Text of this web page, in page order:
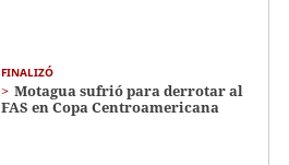
FINALIZÓ
Motagua sufrió para derrotar al
FAS en Copa Centroamericana